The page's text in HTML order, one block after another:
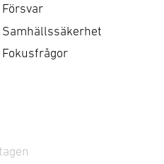
Försvar
Samhällssäkerhet
Fokusfrågor